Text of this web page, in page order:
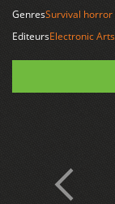
GenresSurvival horror
EditeursElectronic Arts